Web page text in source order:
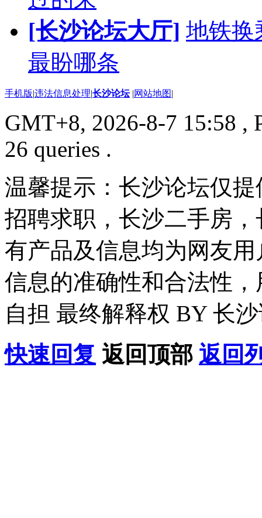
[长沙论坛大厅] 地铁换
最盼哪条
手机版|违法信息处理|长沙论坛 |网站地图|
GMT+8, 2026-8-7 15:58 ,
26 queries .
温馨提示：长沙论坛仅
招聘求职，长沙二手房
有产品及信息均为网友
信息的准确性和合法性
自担 最终解释权 BY 长
快速回复 返回顶部 返回